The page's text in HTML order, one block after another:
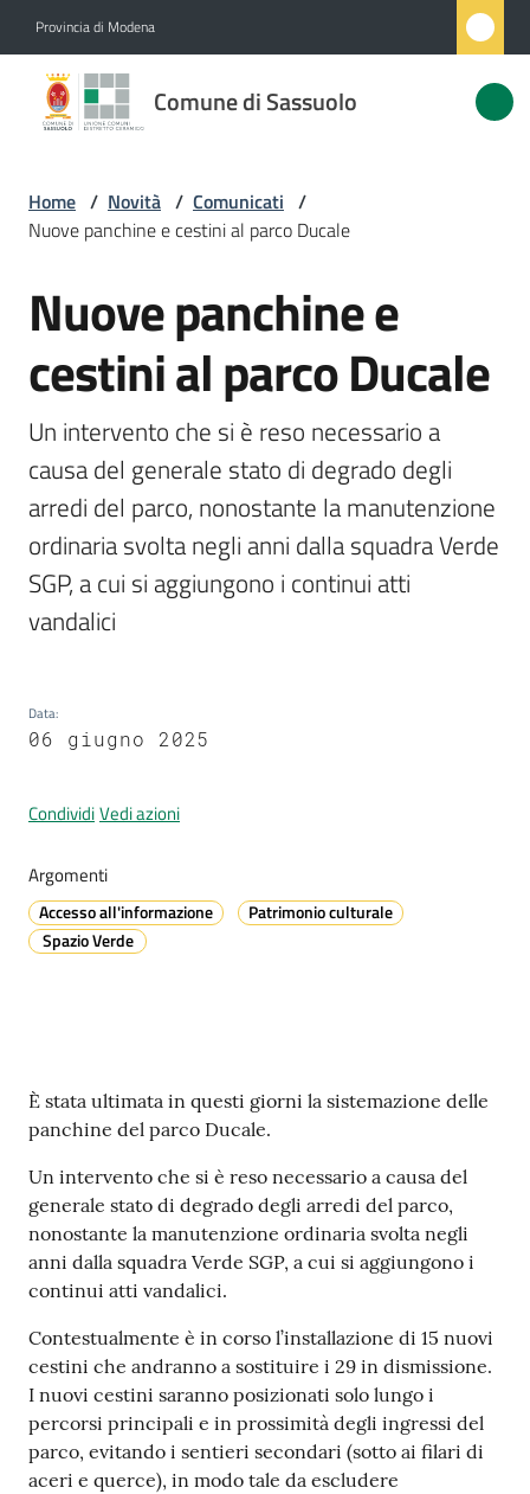
Provincia di Modena
Comune di Sassuolo
Comune
di
Novità
Menu selezionato
Servizi
Vivere
Sassuolo
A
e
r
m
t
e
o
i
t
S
a
s
s
u
o
o
Tutti
gli
argomenti...
Home / Novità / Comunicati /
Nuove panchine e cestini al parco Ducale
Salta al contenuto
Nuove panchine e
cestini al parco Ducale
Un intervento che si è reso necessario a
causa del generale stato di degrado degli
arredi del parco, nonostante la manutenzione
ordinaria svolta negli anni dalla squadra Verde
SGP, a cui si aggiungono i continui atti
vandalici
Data:
06 giugno 2025
CondividiVedi azioni
Argomenti
Accesso all'informazione
Patrimonio culturale
Spazio Verde
Contenuto
È stata ultimata in questi giorni la sistemazione delle
panchine del parco Ducale.
Un intervento che si è reso necessario a causa del
generale stato di degrado degli arredi del parco,
nonostante la manutenzione ordinaria svolta negli
anni dalla squadra Verde SGP, a cui si aggiungono i
continui atti vandalici.
Contestualmente è in corso l’installazione di 15 nuovi
cestini che andranno a sostituire i 29 in dismissione.
I nuovi cestini saranno posizionati solo lungo i
percorsi principali e in prossimità degli ingressi del
parco, evitando i sentieri secondari (sotto ai filari di
aceri e querce), in modo tale da escludere